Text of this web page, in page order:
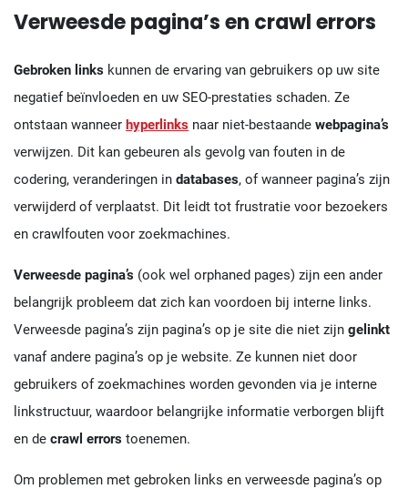
Verweesde pagina’s en crawl errors
Gebroken links kunnen de ervaring van gebruikers op uw site
negatief beïnvloeden en uw SEO-prestaties schaden. Ze
ontstaan wanneer hyperlinks naar niet-bestaande webpagina’s
verwijzen. Dit kan gebeuren als gevolg van fouten in de
codering, veranderingen in databases, of wanneer pagina’s zijn
verwijderd of verplaatst. Dit leidt tot frustratie voor bezoekers
en crawlfouten voor zoekmachines.
Verweesde pagina’s (ook wel orphaned pages) zijn een ander
belangrijk probleem dat zich kan voordoen bij interne links.
Verweesde pagina’s zijn pagina’s op je site die niet zijn gelinkt
vanaf andere pagina’s op je website. Ze kunnen niet door
gebruikers of zoekmachines worden gevonden via je interne
linkstructuur, waardoor belangrijke informatie verborgen blijft
en de crawl errors toenemen.
Om problemen met gebroken links en verweesde pagina’s op